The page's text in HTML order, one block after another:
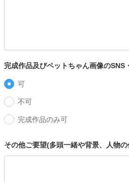
完成作品及びペットちゃん画像のSNS
可
不可
完成作品のみ可
その他ご要望(多頭一緒や背景、人物